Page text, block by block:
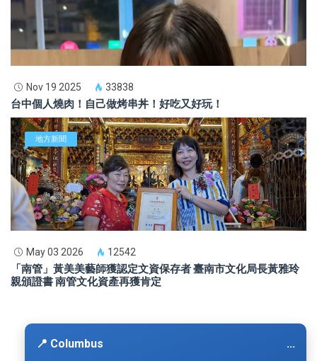
Nov 19 2025 33838
台中個人燒肉！自己做烤串丼！好吃又好玩！
地方新聞
May 03 2026 12542
「南管」黃美美藝師獲認定文資保存者 臺南市文化局長黃雅玲
親頒證書 南管文化資產再獲肯定
📍 Columbus ...